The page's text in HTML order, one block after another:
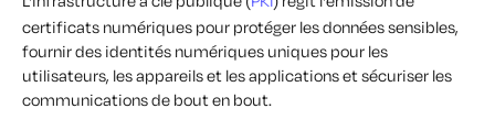
certificats numériques pour protéger les données sensibles,
fournir des identités numériques uniques pour les
utilisateurs, les appareils et les applications et sécuriser les
communications de bout en bout.